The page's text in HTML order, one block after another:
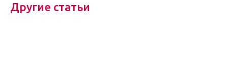
Другие статьи